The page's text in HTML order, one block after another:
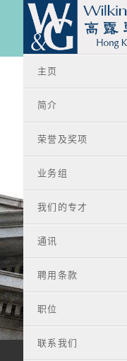
主页
简介
荣誉及奖项
业务组
我们的专才
通讯
聘用条款
职位
联系我们